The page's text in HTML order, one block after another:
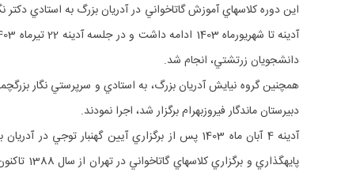
دانشجويان زرتشتي، انجام شد.
دبيرستان ماندگار فيروزبهرام برگزار شد، اجرا نمودند.